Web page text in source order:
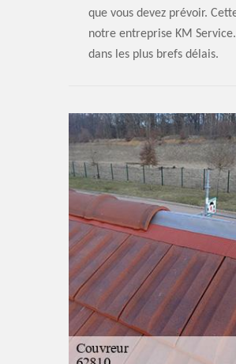
que vous devez prévoir.
notre entreprise KM
dans les plus brefs délais.